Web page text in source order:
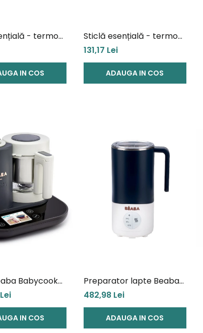
- termos
New Nordic
IN COS
Sticlă esențială - termos
pentru copii, New Nordic
Birds
131,17 Lei
ADAUGA IN COS
Babycook
Fi Charcoal
IN COS
Preparator lapte Beaba
Milk Prep Night Blue
482,98 Lei
ADAUGA IN COS